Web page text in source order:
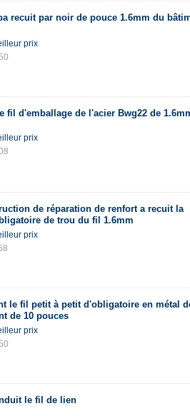
recuit par noir de pouce 1.6mm du
prix
fil d'emballage de l'acier Bwg22 de
prix
de réparation de renfort a recuit la
de trou du fil 1.6mm
prix
le fil petit à petit d'obligatoire en métal
de 10 pouces
prix
le fil de lien